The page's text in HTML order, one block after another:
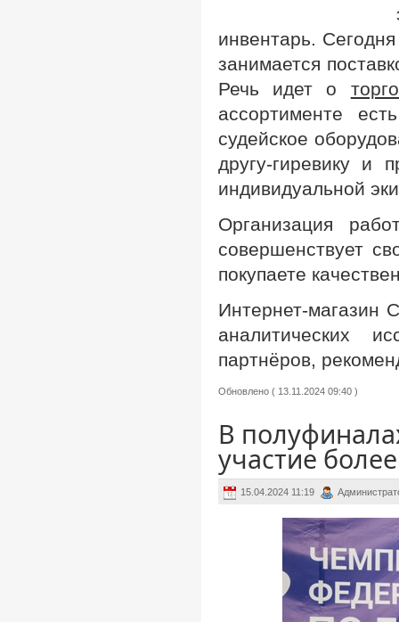
инвентарь.
занимается
Речь идет о
ассортименте
судейское
другу-гиревику и
индивидуальной
Организация
совершенствует
покупаете
Интернет-магазин
аналитических
партнёров,
Обновлено ( 13.11.2024 09:40 )
В
участие
15.04.2024 11:19